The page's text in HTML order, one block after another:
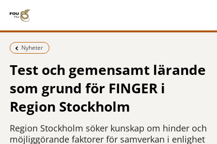
Föregående sida:
Nyheter
Test och gemensamt lärande
som grund för FINGER i
Region Stockholm
Region Stockholm söker kunskap om hinder och
möjliggörande faktorer för samverkan i enlighet